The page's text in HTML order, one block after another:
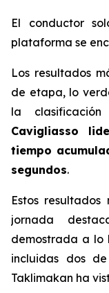
El conductor
plataforma se
Los resultados
de etapa, lo
la
Cavigliasso
tiempo
segundos.
Estos
jornada
demostrada a lo
incluidas dos
Taklimakan ha